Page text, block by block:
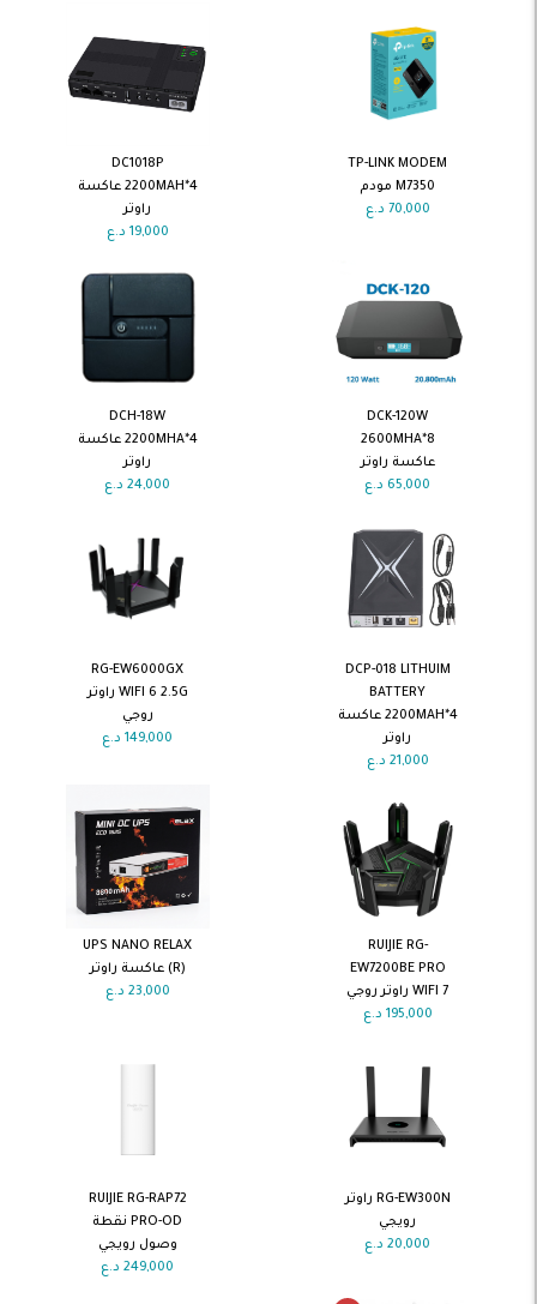
اضف الى
السلة
TP-LINK MODEM
M7350 مودم
70,000 د.ع
اضف الى
السلة
DC1018P
2200MAH*4 عاكسة
راوتر
19,000 د.ع
اضف الى
السلة
DCK-120W
2600MHA*8
عاكسة راوتر
65,000 د.ع
اضف الى
السلة
DCH-18W
2200MHA*4 عاكسة
راوتر
24,000 د.ع
اضف الى
السلة
DCP-018 LITHUIM
BATTERY
2200MAH*4 عاكسة
راوتر
21,000 د.ع
اضف الى
السلة
RG-EW6000GX
WIFI 6 2.5G راوتر
روجي
149,000 د.ع
اضف الى
السلة
RUIJIE RG-
EW7200BE PRO
WIFI 7 راوتر روجي
195,000 د.ع
اضف الى
السلة
UPS NANO RELAX
(R) عاكسة راوتر
23,000 د.ع
اضف الى
السلة
RG-EW300N راوتر
رويجي
20,000 د.ع
اضف الى
السلة
RUIJIE RG-RAP72
PRO-OD نقطة
وصول رويجي
249,000 د.ع